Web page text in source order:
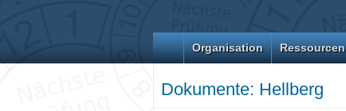
Organisation Ressourcen
Dokumente: Hellberg